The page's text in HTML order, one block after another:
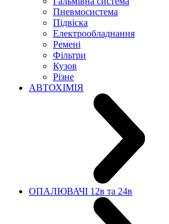
Пневмосистема
Підвіска
Електрообладнання
Ремені
Фільтри
Кузов
Різне
АВТОХІМІЯ
ОПАЛЮВАЧІ 12в та 24в